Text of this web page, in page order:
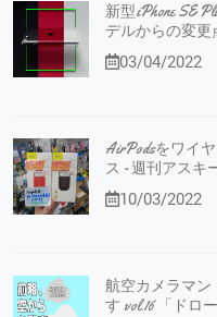
新型iPhone SE
デルからの変更
03/04/2022
AirPodsをワイ
ス - 週刊アスキ
10/03/2022
航空カメラマン
す vol.16 「ドロ